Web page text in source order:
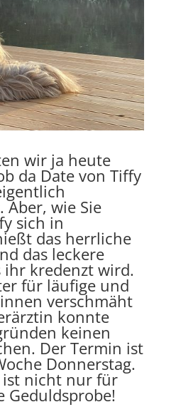
wir ja heute
da Date von Tiffy
wie Sie
sich in
das herrliche
das leckere
ihr kredenzt wird.
für läufige und
verschmäht
konnte
keinen
Der Termin ist
Donnerstag.
ist nicht nur für
Geduldsprobe!